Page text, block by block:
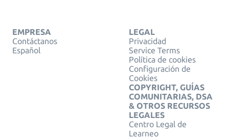
EMPRESA
Contáctanos
Español
LEGAL
Privacidad
Service Terms
Política de cookies
Configuración de
Cookies
COPYRIGHT, GUÍAS
COMUNITARIAS, DSA
& OTROS RECURSOS
LEGALES
Centro Legal de
Learneo